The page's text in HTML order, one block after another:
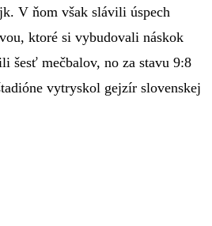
V ňom však slávili úspech
ktoré si vybudovali náskok
šesť mečbalov, no za stavu 9:8
vytryskol gejzír slovenskej